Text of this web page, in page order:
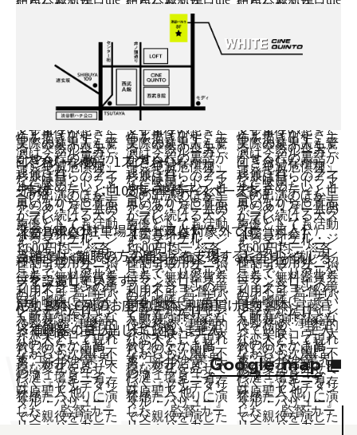
・スクリーン数
1スクリーン
・席数
108席+車椅子スペース各１
渋谷PARCO駐車場サービスは対象外です。
当館では、難聴の方の聞こえを支援するヒアリングルー
プを設置しています。
A列、B列、C列のお座席にてご利用頂けます。
※補聴器の貸し出しはございません。
Google map